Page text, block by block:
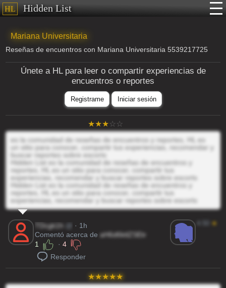
HL Hidden List
Mariana Universitaria
Reseñas de encuentros con Mariana Universitaria 5539217725
Únete a HL para leer o compartir experiencias de
encuentros o reportes
Registrame Iniciar sesión
es la comunidad de reseñas de encuentros y reportes, HL es
un sitio para conocer, compartir tus experiencias, recomendar y
buscar reportes sobre escorts
Hidden List es la comunidad de reseñas de encuentros y
reportes, HL es un sitio para conocer, compartir tus
experiencias, recomendar y buscar reportes sobre escorts
Hidden List es la comunidad de reseñas de encuentros y
reportes, HL es un sitio para conocer, compartir tus
experiencias, recomendar y buscar reportes sobre escorts
TDcgk1h
· 1h
Comentó acerca de aH6d6ktlZSEtr
1
·4
Responder
★